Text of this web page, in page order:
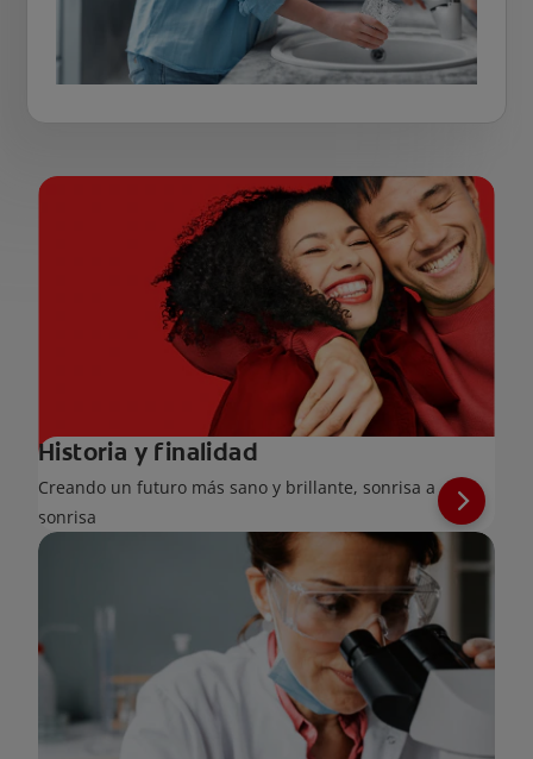
Historia y finalidad
Creando un futuro más sano y brillante, sonrisa a
sonrisa